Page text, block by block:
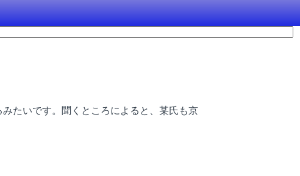
たいです。聞くところによると、某氏も京